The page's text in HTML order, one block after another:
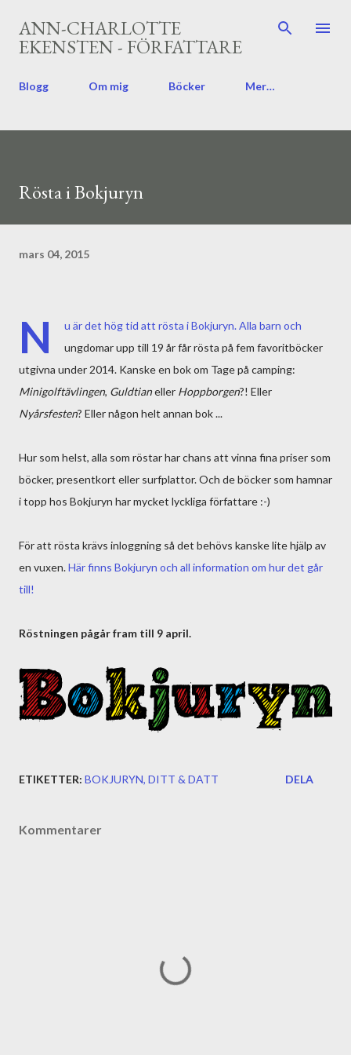
Fortsätt till huvudinnehåll
ANN-CHARLOTTE
EKENSTEN - FÖRFATTARE
Blogg Om mig Böcker Mer…
Rösta i Bokjuryn
mars 04, 2015
N
u är det hög tid att rösta i Bokjuryn. Alla barn och
ungdomar upp till 19 år får rösta på fem favoritböcker
utgivna under 2014. Kanske en bok om Tage på camping:
Minigolftävlingen, Guldtianeller Hoppborgen?! Eller
Nyårsfesten? Eller någon helt annan bok ...
Hur som helst, alla som röstar har chans att vinna fina priser som
böcker, presentkort eller surfplattor. Och de böcker som hamnar
i topp hos Bokjuryn har mycket lyckliga författare :-)
För att rösta krävs inloggning så det behövs kanske lite hjälp av
en vuxen.Här finns Bokjuryn och all information om hur det går
till!
Röstningen pågår fram till 9 april.
ETIKETTER: BOKJURYN DITT & DATT DELA
Kommentarer